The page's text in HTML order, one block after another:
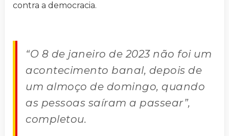
contra a democracia.
“O 8 de janeiro de 2023 não foi um
acontecimento banal, depois de
um almoço de domingo, quando
as pessoas saíram a passear”,
completou.